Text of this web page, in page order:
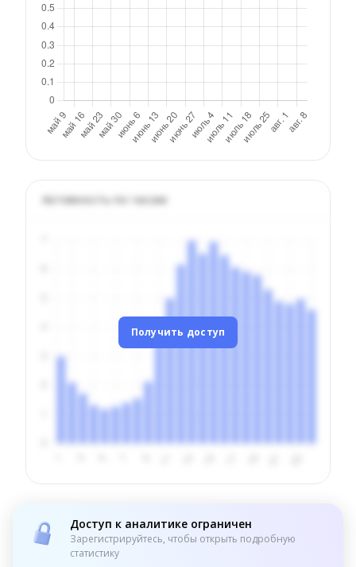
Активность по часам
Получить доступ
Доступ к аналитике ограничен
Зарегистрируйтесь, чтобы открыть подробную
статистику